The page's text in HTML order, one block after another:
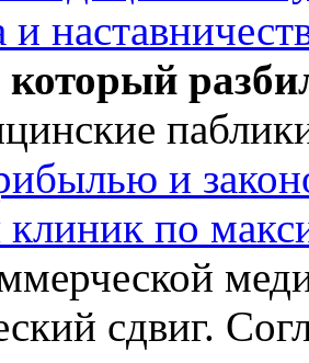
и
и
клиник по
сдвиг.